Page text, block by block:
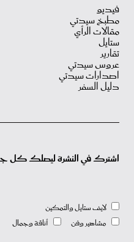
فيديو
مطبخ سيدتي
مقالات الرأي
ستايل
تقارير
عروس سيدتي
اصدارات سيدتي
دليل السفر
اشترك في النشرة ليصلك كل
لايف ستايل والتمكين
مشاهير وفن
أناقة وجمال